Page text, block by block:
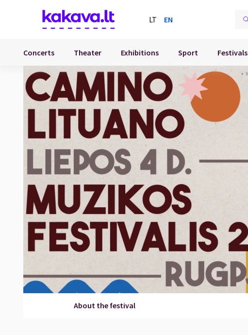
LT EN
Concerts Theater Exhibitions Sport Festivals
About the festival